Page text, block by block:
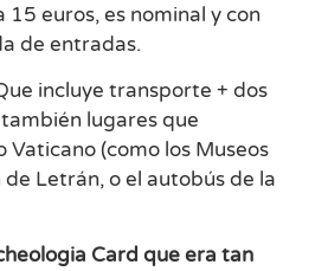
euros, es nominal y con
de entradas.
incluye transporte + dos
lugares que
Vaticano (como los Museos
de Letrán, o el autobús de la
Card que era tan